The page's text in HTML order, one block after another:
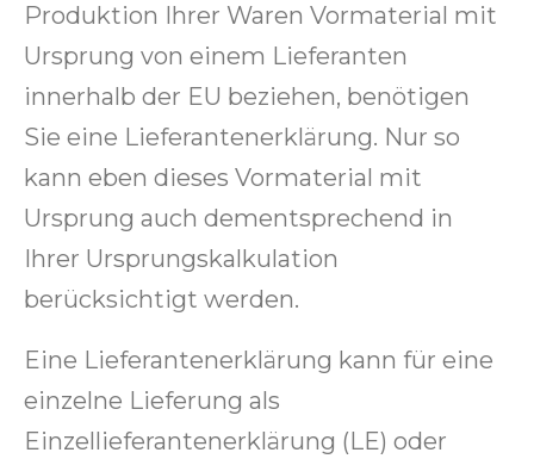
Produktion Ihrer Waren Vormaterial mit
Ursprung von einem Lieferanten
innerhalb der EU beziehen, benötigen
Sie eine Lieferantenerklärung. Nur so
kann eben dieses Vormaterial mit
Ursprung auch dementsprechend in
Ihrer Ursprungskalkulation
berücksichtigt werden.
Eine Lieferantenerklärung kann für eine
einzelne Lieferung als
Einzellieferantenerklärung (LE) oder